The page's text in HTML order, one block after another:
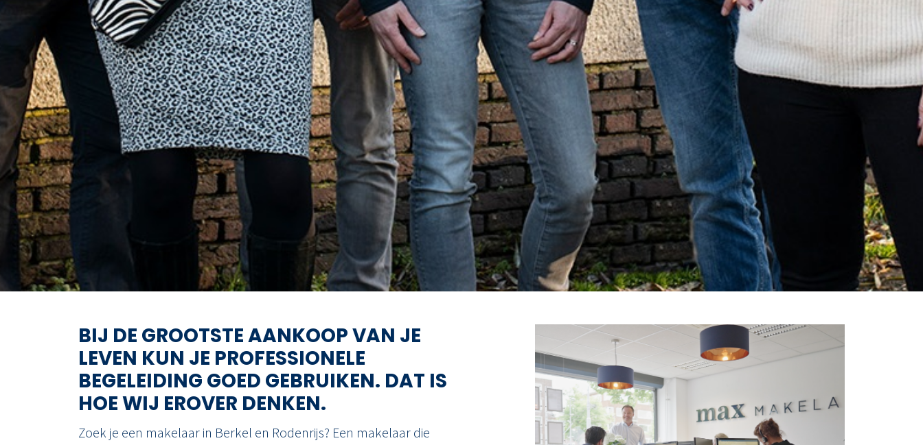
BIJ DE GROOTSTE AANKOOP VAN JE
LEVEN KUN JE PROFESSIONELE
BEGELEIDING GOED GEBRUIKEN. DAT IS
HOE WIJ EROVER DENKEN.
Zoek je een makelaar in Berkel en Rodenrijs? Een makelaar die